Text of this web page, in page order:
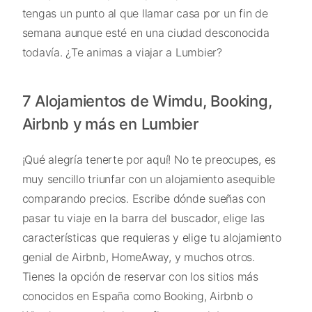
tengas un punto al que llamar casa por un fin de
semana aunque esté en una ciudad desconocida
todavía. ¿Te animas a viajar a Lumbier?
7 Alojamientos de Wimdu, Booking,
Airbnb y más en Lumbier
¡Qué alegría tenerte por aquí! No te preocupes, es
muy sencillo triunfar con un alojamiento asequible
comparando precios. Escribe dónde sueñas con
pasar tu viaje en la barra del buscador, elige las
características que requieras y elige tu alojamiento
genial de Airbnb, HomeAway, y muchos otros.
Tienes la opción de reservar con los sitios más
conocidos en España como Booking, Airbnb o